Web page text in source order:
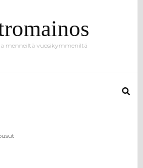
menneiltä vuosikymmeniltä